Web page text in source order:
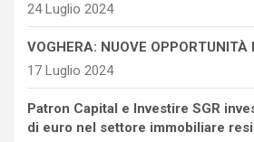
24 Luglio 2024
VOGHERA: NUOVE OPPORTUNITÀ
17 Luglio 2024
Patron Capital e Investire SGR
di euro nel settore immobiliare